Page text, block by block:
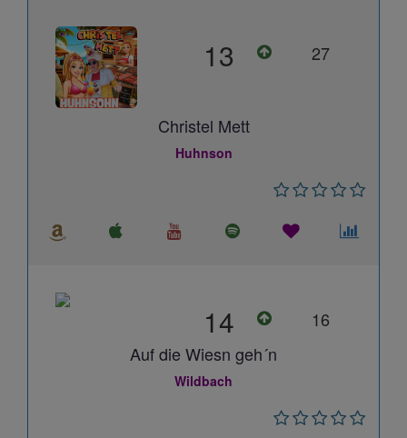
13 27
Christel Mett
Huhnson
14
16
Auf die Wiesn geh´n
Wildbach